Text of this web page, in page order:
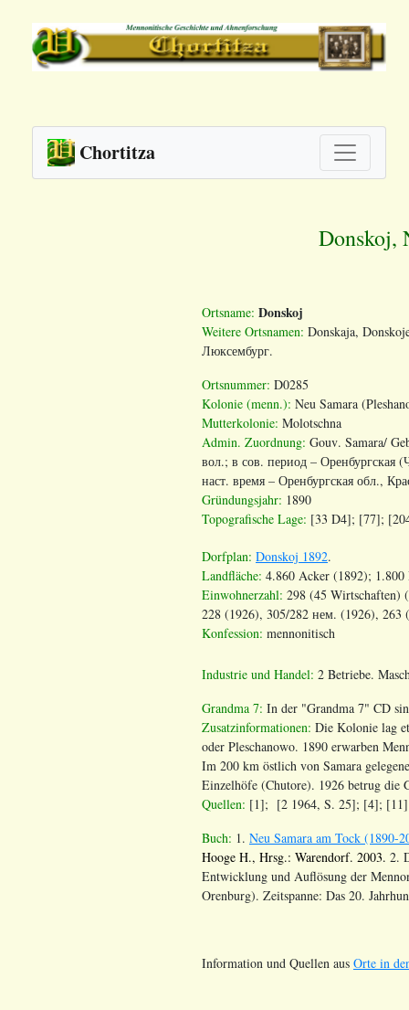
Chortitza
Donskoj,
Ortsname: Donskoj
Weitere Ortsnamen: Donskaja,
Люксембург.
Ortsnummer: D0285
Kolonie (menn.): Neu Samara
Mutterkolonie: Molotschna
Admin. Zuordnung: Gouv. Samara/
вол.; в сов. период – Оренбургская
наст. время – Оренбургская обл.,
Gründungsjahr: 1890
Topografische Lage: [33 D4]; [77];
Dorfplan: Donskoj 1892.
Landfläche: 4.860 Acker (1892); 1.800
Einwohnerzahl: 298 (45 Wirtschaften)
228 (1926), 305/282 нем. (1926), 263
Konfession: mennonitisch
Industrie und Handel: 2 Betriebe.
Grandma 7: In der "Grandma 7" CD
Zusatzinformationen: Die Kolonie lag
oder Pleschanowo. 1890 erwarben
Im 200 km östlich von Samara
Einzelhöfe (Chutore). 1926 betrug die
Quellen: [1]; [2 1964, S. 25]; [4];
Buch: 1. Neu Samara am Tock (1890-
Hooge H., Hrsg.: Warendorf. 2003. 2.
Entwicklung und Auflösung der
Orenburg). Zeitspanne: Das 20.
Information und Quellen aus Orte in